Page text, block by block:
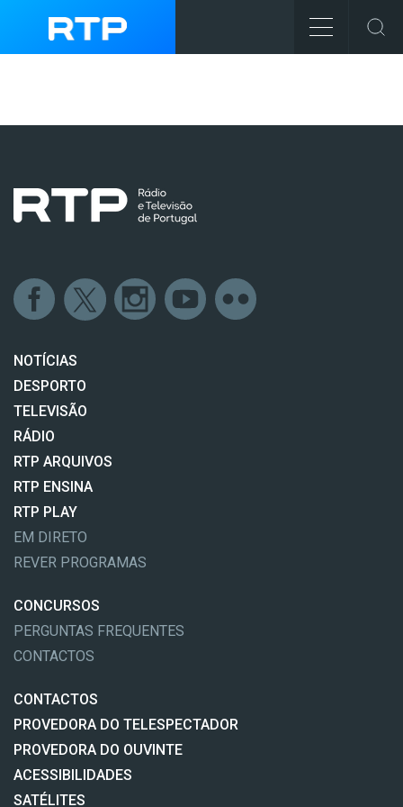
NOTÍCIAS
DESPORTO
TELEVISÃO
RÁDIO
RTP ARQUIVOS
RTP ENSINA
RTP PLAY
EM DIRETO
REVER PROGRAMAS
CONCURSOS
PERGUNTAS FREQUENTES
CONTACTOS
CONTACTOS
PROVEDORA DO TELESPECTADOR
PROVEDORA DO OUVINTE
ACESSIBILIDADES
SATÉLITES